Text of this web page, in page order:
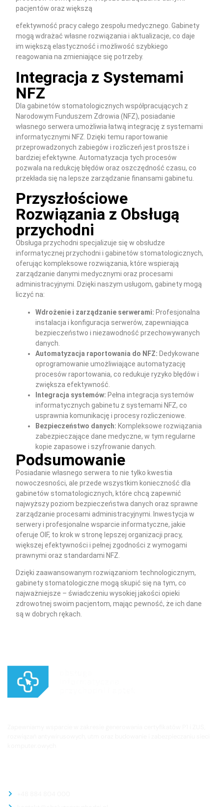
pacjentów oraz większą
efektywność pracy całego zespołu medycznego. Gabinety
mogą wdrażać własne rozwiązania i aktualizacje, co daje
im większą elastyczność i możliwość szybkiego
reagowania na zmieniające się potrzeby.
Integracja z Systemami
NFZ
Dla gabinetów stomatologicznych współpracujących z
Narodowym Funduszem Zdrowia (NFZ), posiadanie
własnego serwera umożliwia łatwą integrację z systemami
informatycznymi NFZ. Dzięki temu raportowanie
przeprowadzonych zabiegów i rozliczeń jest prostsze i
bardziej efektywne. Automatyzacja tych procesów
pozwala na redukcję błędów oraz oszczędność czasu, co
przekłada się na lepsze zarządzanie finansami gabinetu.
Przyszłościowe
Rozwiązania z Obsługą
przychodni
Obsługa przychodni specjalizuje się w obsłudze
informatycznej przychodni i gabinetów stomatologicznych,
oferując kompleksowe rozwiązania, które wspierają
zarządzanie danymi medycznymi oraz procesami
administracyjnymi. Dzięki naszym usługom, gabinety mogą
liczyć na:
Wdrożenie i zarządzanie serwerami: Profesjonalna
instalacja i konfiguracja serwerów, zapewniająca
bezpieczeństwo i niezawodność przechowywanych
danych.
Automatyzacja raportowania do NFZ: Dedykowane
oprogramowanie umożliwiające automatyzację
procesów raportowania, co redukuje ryzyko błędów i
zwiększa efektywność.
Integracja systemów: Pełna integracja systemów
informatycznych gabinetu z systemami NFZ, co
usprawnia komunikację i procesy rozliczeniowe.
Bezpieczeństwo danych: Kompleksowe rozwiązania
zabezpieczające dane medyczne, w tym regularne
kopie zapasowe i szyfrowanie danych.
Podsumowanie
Posiadanie własnego serwera to nie tylko kwestia
nowoczesności, ale przede wszystkim konieczność dla
gabinetów stomatologicznych, które chcą zapewnić
najwyższy poziom bezpieczeństwa danych oraz sprawne
zarządzanie procesami administracyjnymi. Inwestycja w
serwery i profesjonalne wsparcie informatyczne, jakie
oferuje OIF, to krok w stronę lepszej organizacji pracy,
większej efektywności i pełnej zgodności z wymogami
prawnymi oraz standardami NFZ.
Dzięki zaawansowanym rozwiązaniom technologicznym,
gabinety stomatologiczne mogą skupić się na tym, co
najważniejsze – świadczeniu wysokiej jakości opieki
zdrowotnej swoim pacjentom, mając pewność, że ich dane
są w dobrych rękach.